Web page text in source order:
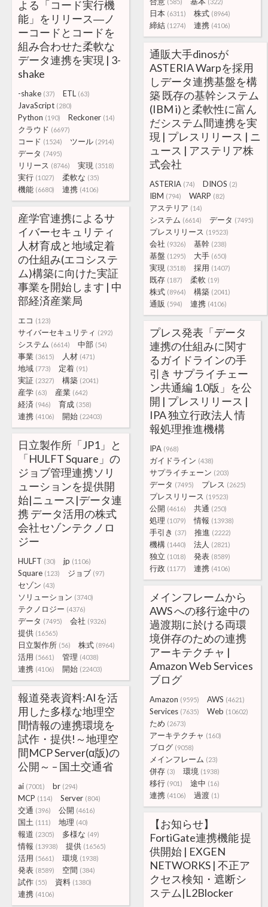
日本 (6311) 株式 (8964)
締結 (1274) 連携 (4106)
よる「コード実行機
能」をリリース―ノ
ーコードとコードを
組み合わせた柔軟な
データ連携を実現 | 3-
shake
-shake (37) ETL (63)
JavaScript (280)
Python (190) Reckoner (14)
クラウド (6697)
コード (1524) ツール (2914)
データ (7495)
リリース (8746) 実現 (3518)
実行 (1027) 柔軟な (35)
機能 (6680) 連携 (4106)
通販大手dinosが
ASTERIA Warpを採用
しデータ連携基盤を構
築 既存の基幹システム
(IBM i)と柔軟性に富ん
だシステム間連携を実
現 | プレスリリース | ニ
ュース | アステリア株
式会社
ASTERIA (74) DINOS (2)
IBM (794) WARP (82)
アステリア (14)
システム (6614) データ (7495)
プレスリリース (19523)
会社 (9326) 基幹 (238)
基盤 (1295) 大手 (650)
実現 (3518) 採用 (1407)
既存 (187) 柔軟 (19)
株式 (8964) 構築 (2041)
通販 (594) 連携 (4106)
産学官連携によるサ
イバーセキュリティ
人材育成と地域定着
の仕組み(エコシステ
ム)構築に向けた実証
事業を開始します | 中
部経済産業局
エコ (123)
サイバーセキュリティ (292)
システム (6614) 中部 (54)
事業 (3615) 人材 (471)
地域 (773) 定着 (91)
実証 (2327) 構築 (2041)
産学 (63) 産業 (642)
経済 (946) 育成 (358)
連携 (4106) 開始 (22403)
プレス発表「データ
連携の仕組みに関す
るガイドラインの手
引き サプライチェー
ン共通編 1.0版」を公
開 | プレスリリース |
IPA 独立行政法人 情
報処理推進機構
IPA (968)
ガイドライン (438)
サプライチェーン (203)
データ (7495) プレス (2625)
プレスリリース (19523)
公開 (4616) 共通 (250)
処理 (1079) 情報 (13938)
手引き (37) 推進 (2222)
機構 (1440) 法人 (2821)
独立 (1018) 発表 (8589)
行政 (1177) 連携 (4106)
日立製作所「JP1」と
「HULFT Square」の
ジョブ管理連携ソリ
ューションを提供開
始|ニュース|データ連
携 データ活用の株式
会社セゾンテクノロ
ジー
HULFT (30) jp (1106)
Square (123) ジョブ (97)
セゾン (43)
ソリューション (3740)
テクノロジー (4376)
データ (7495) 会社 (9326)
提供 (16565)
日立製作所 (56) 株式 (8964)
活用 (5661) 管理 (4038)
連携 (4106) 開始 (22403)
メインフレームから
AWS への移行途中の
過渡期に於ける両環
境併存のための連携
アーキテクチャ |
Amazon Web Services
ブログ
Amazon (9595) AWS (4621)
Services (7635) Web (10602)
ため (2673)
アーキテクチャ (160)
ブログ (9058)
メインフレーム (23)
併存 (3) 環境 (1938)
移行 (901) 途中 (16)
連携 (4106) 過渡 (1)
報道発表資料:AIを活
用した多様な地理空
間情報の連携環境を
試作・提供!～地理空
間MCP Server(α版)の
公開～ – 国土交通省
ai (7001) br (294)
MCP (114) Server (804)
交通 (396) 公開 (4616)
国土 (111) 地理 (40)
報道 (2305) 多様な (49)
情報 (13938) 提供 (16565)
活用 (5661) 環境 (1938)
発表 (8589) 空間 (384)
試作 (55) 資料 (1380)
連携 (4106)
【お知らせ】
FortiGate連携機能 提
供開始 | EXGEN
NETWORKS | 不正ア
クセス検知・遮断シ
ステム|L2Blocker